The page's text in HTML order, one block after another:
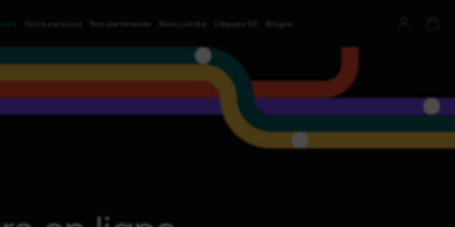
Votre parcours Nos partenaires Nous joindre L’équipe ÉS Blogue